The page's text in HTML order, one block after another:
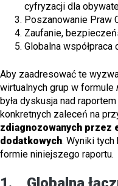
cyfryzacji dla
Poszanowanie Praw
Zaufanie,
Globalna współpraca
Aby zaadresować te
wirtualnych grup w formule
była dyskusja nad
konkretnych zaleceń na
zdiagnozowanych przez
dodatkowych. Wyniki tych
formie niniejszego raportu.